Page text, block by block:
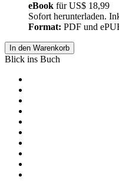
eBook fürUS$ 18,99
Sofort herunterladen.
Format: PDF und
In den Warenkorb
Blick ins Buch